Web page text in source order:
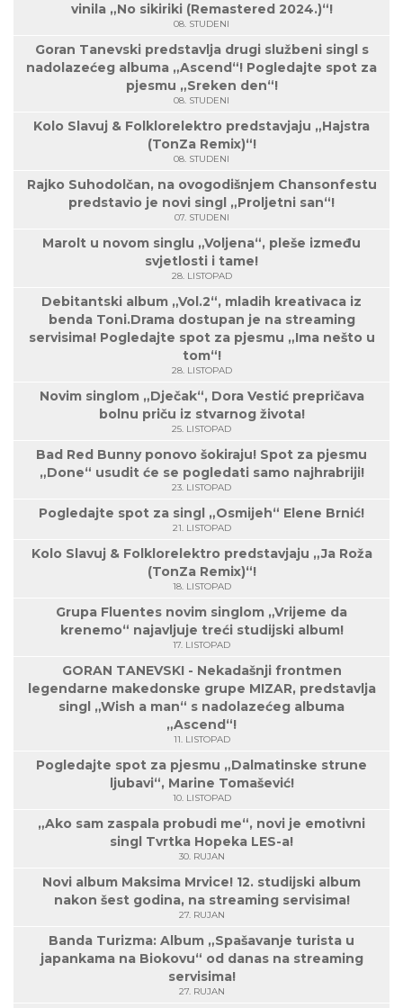
vinila „No sikiriki (Remastered 2024.)“!
08. STUDENI
Goran Tanevski predstavlja drugi službeni singl s
nadolazećeg albuma „Ascend“! Pogledajte spot za
pjesmu „Sreken den“!
08. STUDENI
Kolo Slavuj & Folklorelektro predstavjaju „Hajstra
(TonZa Remix)“!
08. STUDENI
Rajko Suhodolčan, na ovogodišnjem Chansonfestu
predstavio je novi singl „Proljetni san“!
07. STUDENI
Marolt u novom singlu „Voljena“, pleše između
svjetlosti i tame!
28. LISTOPAD
Debitantski album „Vol.2“, mladih kreativaca iz
benda Toni.Drama dostupan je na streaming
servisima! Pogledajte spot za pjesmu „Ima nešto u
tom“!
28. LISTOPAD
Novim singlom „Dječak“, Dora Vestić prepričava
bolnu priču iz stvarnog života!
25. LISTOPAD
Bad Red Bunny ponovo šokiraju! Spot za pjesmu
„Done“ usudit će se pogledati samo najhrabriji!
23. LISTOPAD
Pogledajte spot za singl „Osmijeh“ Elene Brnić!
21. LISTOPAD
Kolo Slavuj & Folklorelektro predstavjaju „Ja Roža
(TonZa Remix)“!
18. LISTOPAD
Grupa Fluentes novim singlom „Vrijeme da
krenemo“ najavljuje treći studijski album!
17. LISTOPAD
GORAN TANEVSKI - Nekadašnji frontmen
legendarne makedonske grupe MIZAR, predstavlja
singl „Wish a man“ s nadolazećeg albuma
„Ascend“!
11. LISTOPAD
Pogledajte spot za pjesmu „Dalmatinske strune
ljubavi“, Marine Tomašević!
10. LISTOPAD
„Ako sam zaspala probudi me“, novi je emotivni
singl Tvrtka Hopeka LES-a!
30. RUJAN
Novi album Maksima Mrvice! 12. studijski album
nakon šest godina, na streaming servisima!
27. RUJAN
Banda Turizma: Album „Spašavanje turista u
japankama na Biokovu“ od danas na streaming
servisima!
27. RUJAN